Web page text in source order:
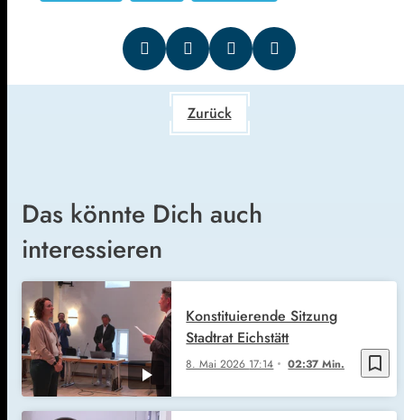
Zurück
Das könnte Dich auch
interessieren
bookmark_border
8. Mai 2026 17:14 02:37 Min.
Konstituierende Sitzung
Stadtrat Eichstätt